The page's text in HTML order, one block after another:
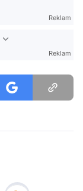
Reklam
Reklam